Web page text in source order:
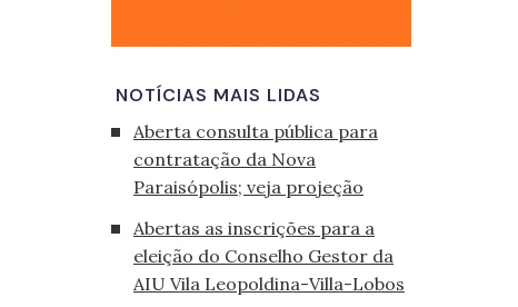
NOTÍCIAS MAIS LIDAS
Aberta consulta pública para
contratação da Nova
Paraisópolis; veja projeção
Abertas as inscrições para a
eleição do Conselho Gestor da
AIU Vila Leopoldina-Villa-Lobos